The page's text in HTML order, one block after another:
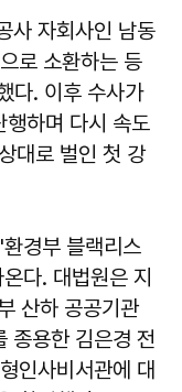
사 자회사인 남동
로 소환하는 등
다. 이후 수사가
행하며 다시 속도
대로 벌인 첫 강
경부 블랙리스
다. 대법원은 지
산하 공공기관
종용한 김은경 전
인사비서관에 대